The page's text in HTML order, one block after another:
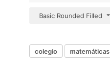
Basic Rounded Filled
colegio matemáticas